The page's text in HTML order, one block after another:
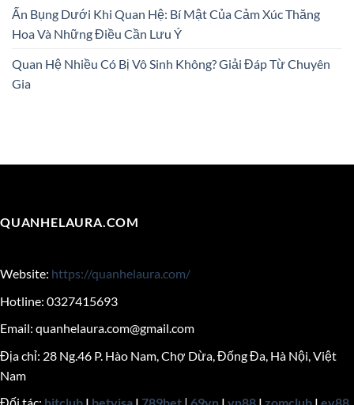
Ấn Bụng Dưới Khi Quan Hệ: Bí Mật Của Cảm Xúc Thăng
Hoa Và Những Điều Cần Lưu Ý
Quan Hệ Nhiều Có Bị Vô Sinh Không? Giải Đáp Từ Chuyên
Gia
QUANHELAURA.COM
Website: https://quanhelaura.com/
Hotline: 0327415693
Email: quanhelaura.com@gmail.com
Địa chỉ: 28 Ng.46 P. Hào Nam, Chợ Dừa, Đống Đa, Hà Nội, Việt
Nam